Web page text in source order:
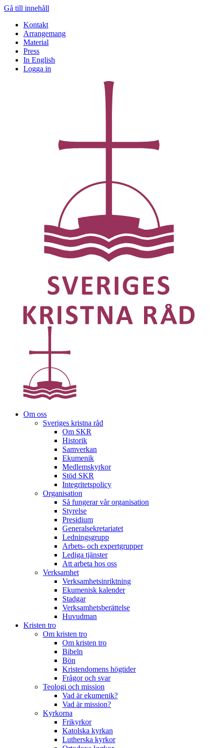
Gå till innehåll
Kontakt
Arrangemang
Material
Press
In English
Logga in
Om oss
Sveriges kristna råd
Om SKR
Historik
Samverkan
Ekumenik
Medlemskyrkor
Stöd SKR
Integritetspolicy
Organisation
Så fungerar vår organisation
Styrelse
Presidium
Generalsekretariatet
Ledningsgrupp
Arbets- och expertgrupper
Lediga tjänster
Att arbeta hos oss
Verksamhet
Verksamhetsinriktning
Ekumenisk kalender
Stadgar
Verksamhetsberättelse
Huvudman
Kristen tro
Om kristen tro
Om kristen tro
Bibeln
Bön
Kristendomens högtider
Frågor och svar
Teologi och mission
Vad är ekumenik?
Vad är mission?
Kyrkorna
Frikyrkor
Katolska kyrkan
Lutherska kyrkor